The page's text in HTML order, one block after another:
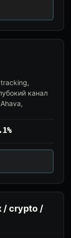
канал
/ crypto /